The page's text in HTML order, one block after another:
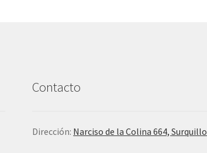
Contacto
Dirección: Narciso de la Colina 664, Surquillo